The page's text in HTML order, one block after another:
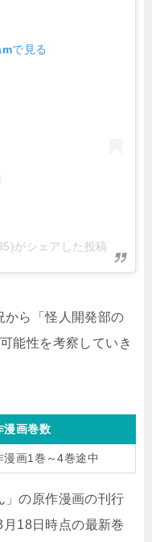
で見る
がシェアした投稿
から「怪人開発部の
能性を考察していき
漫画巻数
漫画1巻～4巻途中
」の原作漫画の刊行
18日時点の最新巻